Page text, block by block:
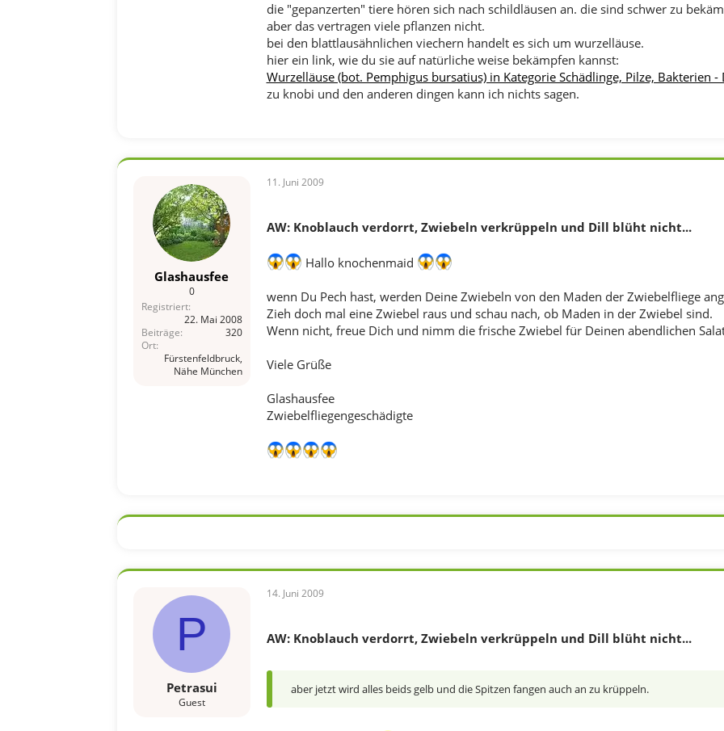
die "gepanzerten" tiere hören sich nach schildläusen an. die sind schwer zu
aber das vertragen viele pflanzen nicht.
bei den blattlausähnlichen viechern handelt es sich um wurzelläuse.
hier ein link, wie du sie auf natürliche weise bekämpfen kannst:
Wurzelläuse (bot. Pemphigus bursatius) in Kategorie Schädlinge, Pilze, Bakterien
zu knobi und den anderen dingen kann ich nichts sagen.
Glashausfee
0
Registriert
22. Mai 2008
Beiträge
320
Ort
Fürstenfeldbruck,
Nähe München
11. Juni 2009
AW: Knoblauch verdorrt, Zwiebeln verkrüppeln und Dill blüht nicht...
Hallo knochenmaid
wenn Du Pech hast, werden Deine Zwiebeln von den Maden der Zwiebelfliege
Zieh doch mal eine Zwiebel raus und schau nach, ob Maden in der Zwiebel sind.
Wenn nicht, freue Dich und nimm die frische Zwiebel für Deinen abendlichen
Viele Grüße
Glashausfee
Zwiebelfliegengeschädigte
P
Petrasui
Guest
14. Juni 2009
AW: Knoblauch verdorrt, Zwiebeln verkrüppeln und Dill blüht nicht...
aber jetzt wird alles beids gelb und die Spitzen fangen auch an zu krüppeln.